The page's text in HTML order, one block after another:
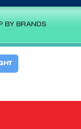
BY BRANDS